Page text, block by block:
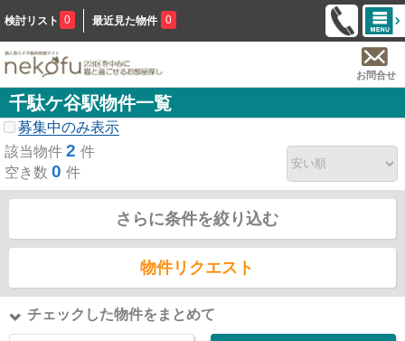
検討リスト 0 最近見た物件 0
お問合せ
千駄ケ谷駅物件一覧
募集中のみ表示
該当物件 2 件
空き数 0 件
さらに条件を絞り込む
物件リクエスト
チェックした物件をまとめて